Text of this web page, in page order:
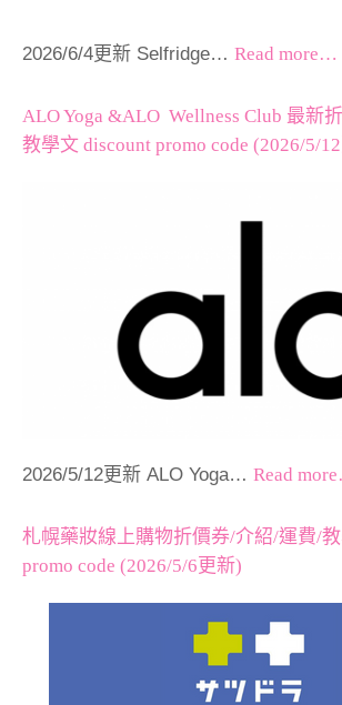
2026/6/4更新 Selfridge… Read more…
ALO Yoga &ALO Wellness Club 最新
教學文 discount promo code (2026/5/
2026/5/12更新 ALO Yoga… Read
札幌藥妝線上購物折價券/介紹/運費/
promo code (2026/5/6更新)